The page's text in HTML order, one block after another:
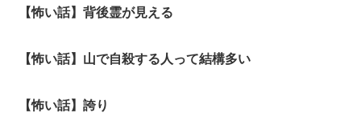
【怖い話】背後霊が見える
【怖い話】山で自殺する人って結構多い
【怖い話】誇り